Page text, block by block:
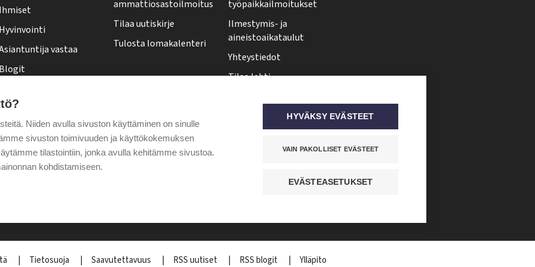
l
e
Ihmiset
Hyvinvointi
vastaa
Blogit
ammattiosastoilmoitus
Tilaa uutiskirje
Tulosta lomakalenteri
työpaikkailmoitukset
Ilmestymis- ja
aineistoaikataulut
Yhteystiedot
Tilaa lehti
Tehy-lehti somessa
Tietosuoja Saavutettavuus RSS uutiset RSS blogit Ylläpito
Niiden avulla sivuston käyttäminen on sinulle
sivuston toimivuuden ja käyttökokemuksen
tilastointiin, jonka avulla kehitämme sivustoa.
kohdistamiseen.
HYVÄKSY EVÄSTEET
VAIN PAKOLLISET EVÄSTEET
EVÄSTEASETUKSET